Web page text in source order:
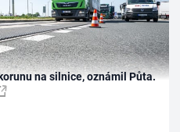
na silnice, oznámil Půta.